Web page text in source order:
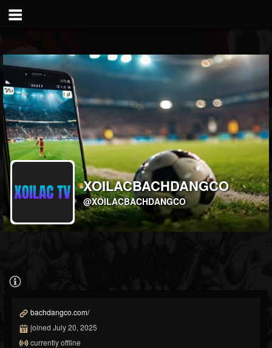
XOILACBACHDANGCO
@XOILACBACHDANGCO
bachdangco.com/
joined July 20, 2025
currently offline